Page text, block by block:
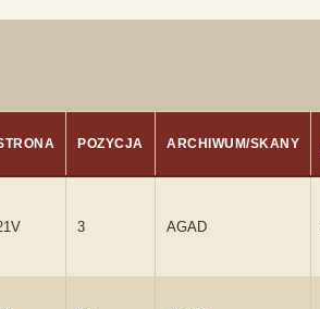
POZYCJA ARCHIWUM/SKANY
3 AGAD